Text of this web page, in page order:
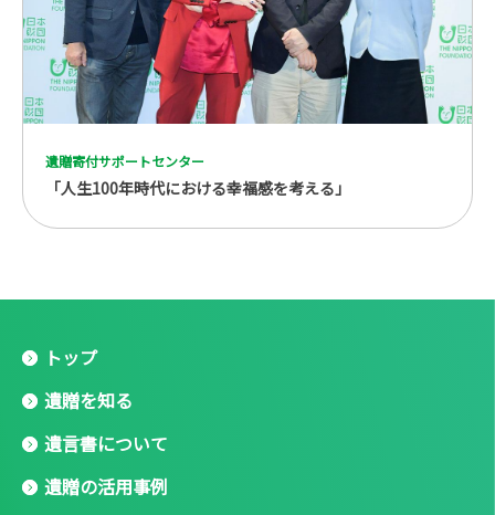
遺贈寄付サポートセンター
「人生100年時代における幸福感を考える」
トップ
遺贈を知る
遺言書について
遺贈の活用事例